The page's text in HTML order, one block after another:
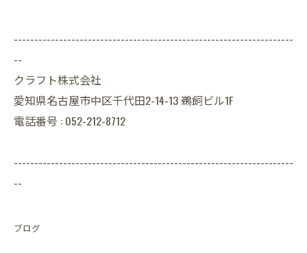
--------------------------------------------------------------------
--
クラフト株式会社
愛知県名古屋市中区千代田2-14-13 鵜飼ビル1F
電話番号 : 052-212-8712
--------------------------------------------------------------------
--
ブログ